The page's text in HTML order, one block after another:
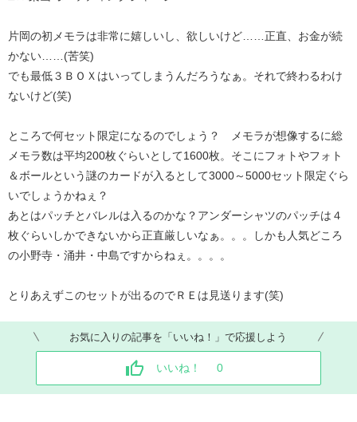
片岡の初メモラは非常に嬉しいし、欲しいけど……正直、お金が続
かない……(苦笑)
でも最低３ＢＯＸはいってしまうんだろうなぁ。それで終わるわけ
ないけど(笑)
ところで何セット限定になるのでしょう？ メモラが想像するに総
メモラ数は平均200枚ぐらいとして1600枚。そこにフォトやフォト
＆ボールという謎のカードが入るとして3000～5000セット限定ぐら
いでしょうかねぇ？
あとはパッチとバレルは入るのかな？アンダーシャツのパッチは４
枚ぐらいしかできないから正直厳しいなぁ。。。しかも人気どころ
の小野寺・涌井・中島ですからねぇ。。。。
とりあえずこのセットが出るのでＲＥは見送ります(笑)
お気に入りの記事を「いいね！」で応援しよう
いいね！ 0